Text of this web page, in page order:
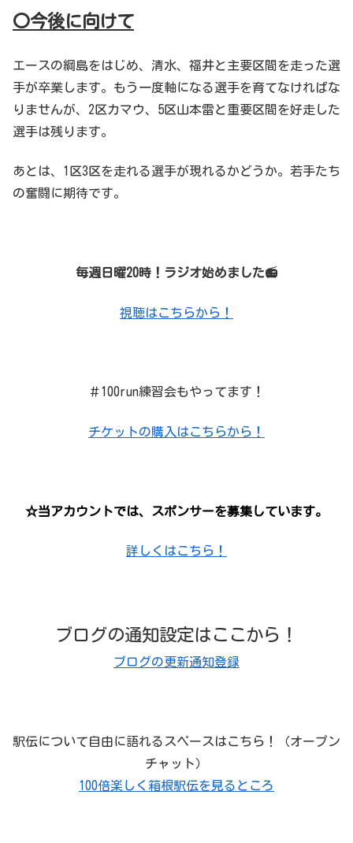
〇今後に向けて
エースの綱島をはじめ、清水、福井と主要区間を走った選
手が卒業します。もう一度軸になる選手を育てなければな
りませんが、2区カマウ、5区山本雷と重要区間を好走した
選手は残ります。
あとは、1区3区を走れる選手が現れるかどうか。若手たち
の奮闘に期待です。
毎週日曜20時！ラジオ始めました📻
視聴はこちらから！
＃100run練習会もやってます！
チケットの購入はこちらから！
☆当アカウントでは、スポンサーを募集しています。
詳しくはこちら！
ブログの通知設定はここから！
ブログの更新通知登録
駅伝について自由に語れるスペースはこちら！（オープン
チャット）
100倍楽しく箱根駅伝を見るところ